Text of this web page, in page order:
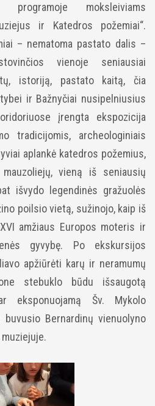
programoje moksleiviams
ir Katedros požemiai“.
– nematoma pastato dalis –
vienoje seniausiai
istoriją, pastato kaitą, čia
ir Bažnyčiai nusipelniusius
įrengta ekspozicija
tradicijomis, archeologiniais
aplankė katedros požemius,
vieną iš seniausių
išvydo legendinės gražuolės
poilsio vietą, sužinojo, kaip iš
amžiaus Europos moteris ir
gyvybę. Po ekskursijos
apžiūrėti karų ir neramumų
stebuklo būdu išsaugotą
eksponuojamą Šv. Mykolo
Bernardinų vienuolyno